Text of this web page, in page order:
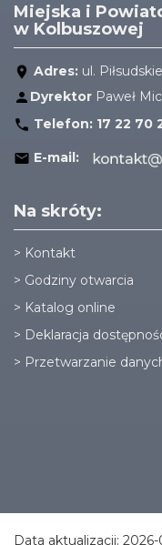
Miejska i
w Kolbuszowej
Adres: ul.
Dyrektor Paweł
Telefon: 17 22 70
E-mail:
Na skróty:
> Kontakt
> Godziny otwarcia
> Katalog online
> Deklaracja
> Przetwarzanie
Data aktualizacji: 2026-